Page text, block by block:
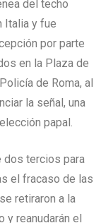
del techo
Italia y fue
por parte
en la Plaza de
de Roma, al
la señal, una
papal.
dos tercios para
el fracaso de las
retiraron a la
reanudarán el